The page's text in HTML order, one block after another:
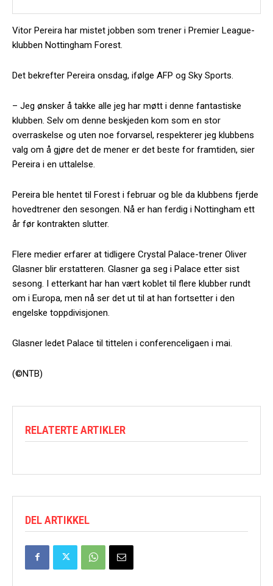
Vitor Pereira har mistet jobben som trener i Premier League-
klubben Nottingham Forest.
Det bekrefter Pereira onsdag, ifølge AFP og Sky Sports.
– Jeg ønsker å takke alle jeg har møtt i denne fantastiske
klubben. Selv om denne beskjeden kom som en stor
overraskelse og uten noe forvarsel, respekterer jeg klubbens
valg om å gjøre det de mener er det beste for framtiden, sier
Pereira i en uttalelse.
Pereira ble hentet til Forest i februar og ble da klubbens fjerde
hovedtrener den sesongen. Nå er han ferdig i Nottingham ett
år før kontrakten slutter.
Flere medier erfarer at tidligere Crystal Palace-trener Oliver
Glasner blir erstatteren. Glasner ga seg i Palace etter sist
sesong. I etterkant har han vært koblet til flere klubber rundt
om i Europa, men nå ser det ut til at han fortsetter i den
engelske toppdivisjonen.
Glasner ledet Palace til tittelen i conferenceligaen i mai.
(©NTB)
RELATERTE ARTIKLER
DEL ARTIKKEL